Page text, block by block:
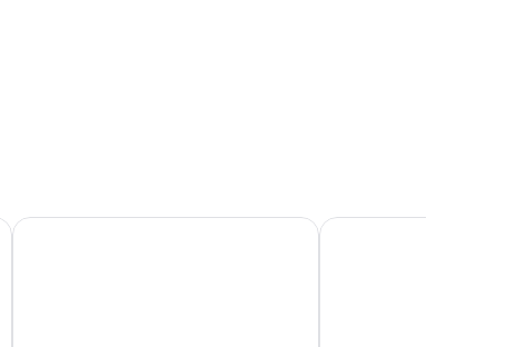
OYO 94801 Pad Guest House OYO 93835 The